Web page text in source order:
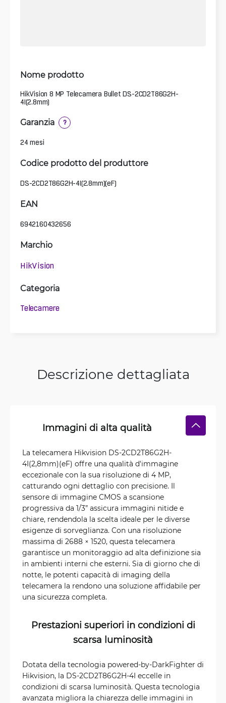
Nome prodotto
HikVision 8 MP Telecamera Bullet DS-2CD2T86G2H-
4I(2.8mm)
Garanzia ?
24 mesi
Codice prodotto del produttore
DS-2CD2T86G2H-4I(2.8mm)(eF)
EAN
6942160432656
Marchio
HikVision
Categoria
Telecamere
Descrizione dettagliata
Immagini di alta qualità
La telecamera Hikvision DS-2CD2T86G2H-
4I(2,8mm)(eF) offre una qualità d'immagine
eccezionale con la sua risoluzione di 4 MP,
catturando ogni dettaglio con precisione. Il
sensore di immagine CMOS a scansione
progressiva da 1/3” assicura immagini nitide e
chiare, rendendola la scelta ideale per le diverse
esigenze di sorveglianza. Con una risoluzione
massima di 2688 × 1520, questa telecamera
garantisce un monitoraggio ad alta definizione sia
in ambienti interni che esterni. Sia di giorno che di
notte, le potenti capacità di imaging della
telecamera la rendono una soluzione affidabile per
una sicurezza completa.
Prestazioni superiori in condizioni di
scarsa luminosità
Dotata della tecnologia powered-by-DarkFighter di
Hikvision, la DS-2CD2T86G2H-4I eccelle in
condizioni di scarsa luminosità. Questa tecnologia
avanzata migliora la chiarezza delle immagini in